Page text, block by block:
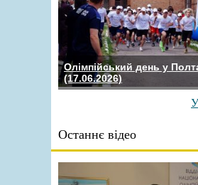
Олімпійський день у
(17.06.2026)
Останнє відео